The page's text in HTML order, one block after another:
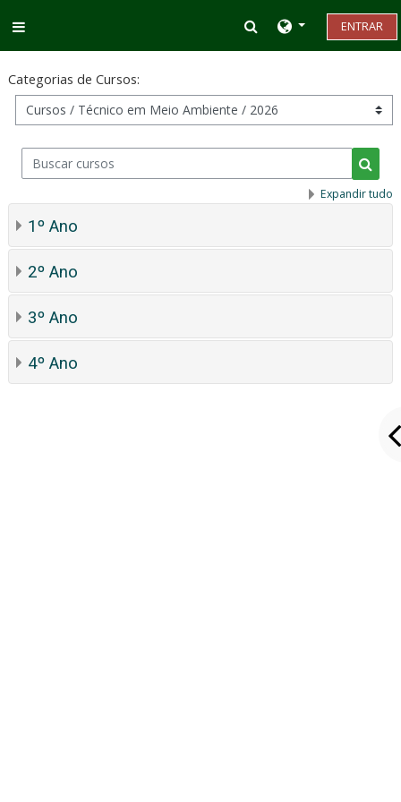
Alternar entrada
ENTRAR
Categorias de Cursos:
Buscar cursos
Expandir tudo
1º Ano
2º Ano
3º Ano
4º Ano